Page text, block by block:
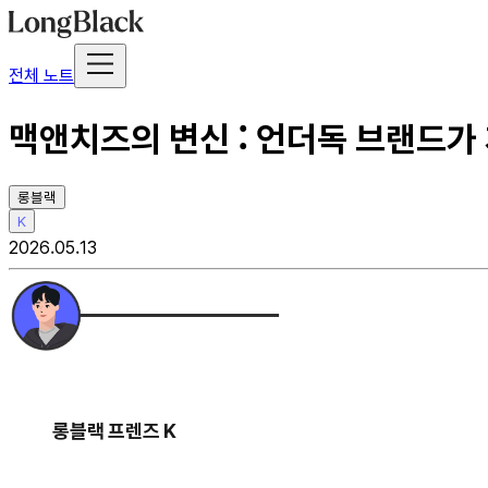
전체 노트
맥앤치즈의 변신 : 언더독 브랜드
롱블랙
K
2026.05.13
롱블랙 프렌즈 K